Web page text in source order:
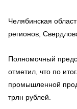
Челябинская
регионов,
Полномочный
отметил, что по
промышленной
трлн рублей.